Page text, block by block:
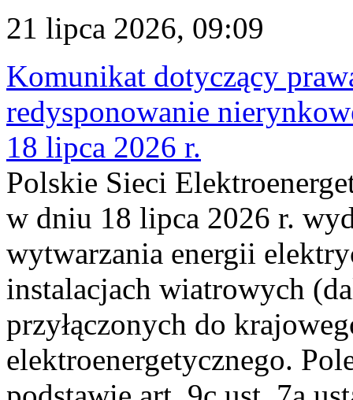
21 lipca 2026, 09:09
Komunikat dotyczący
redysponowanie
18 lipca 2026 r.
Polskie Sieci
w dniu 18 lipca 2026 r.
wytwarzania energii
instalacjach wiatrowych
przyłączonych do
elektroenergetycznego.